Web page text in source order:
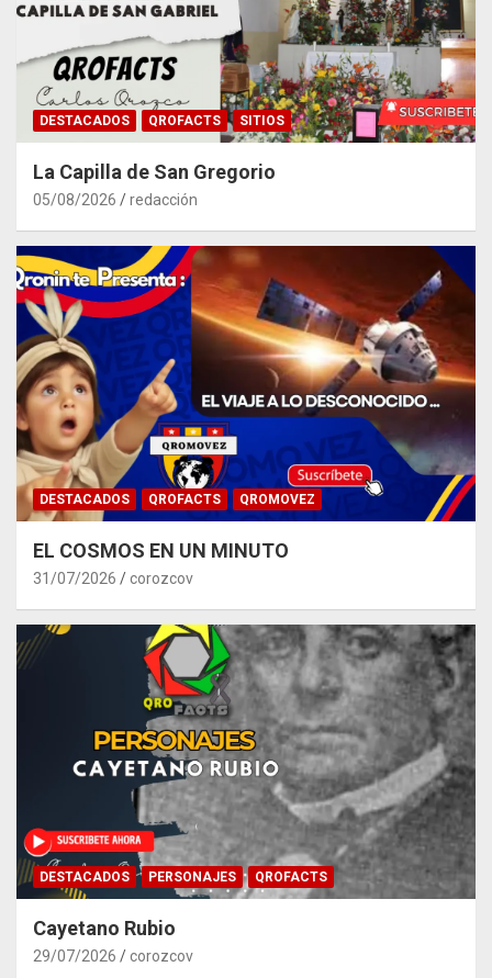
DESTACADOS QROFACTS SITIOS
La Capilla de San Gregorio
05/08/2026 redacción
DESTACADOS QROFACTS QROMOVEZ
EL COSMOS EN UN MINUTO
31/07/2026 corozcov
DESTACADOS PERSONAJES QROFACTS
Cayetano Rubio
29/07/2026 corozcov